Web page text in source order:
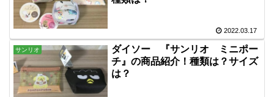
2022.03.17
サンリオ
ダイソー 『サンリオ ミニポー
チ』の商品紹介！種類は？サイズ
は？